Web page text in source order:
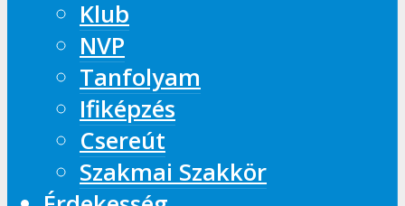
Klub
NVP
Tanfolyam
Ifiképzés
Csereút
Szakmai Szakkör